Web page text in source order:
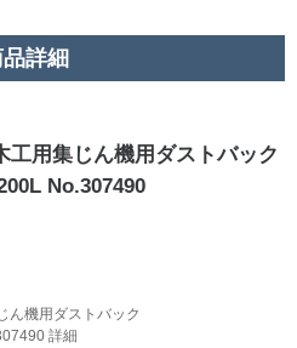
詳細
工用集じん機用ダストバック
No.307490
ん機用ダストバック
詳細